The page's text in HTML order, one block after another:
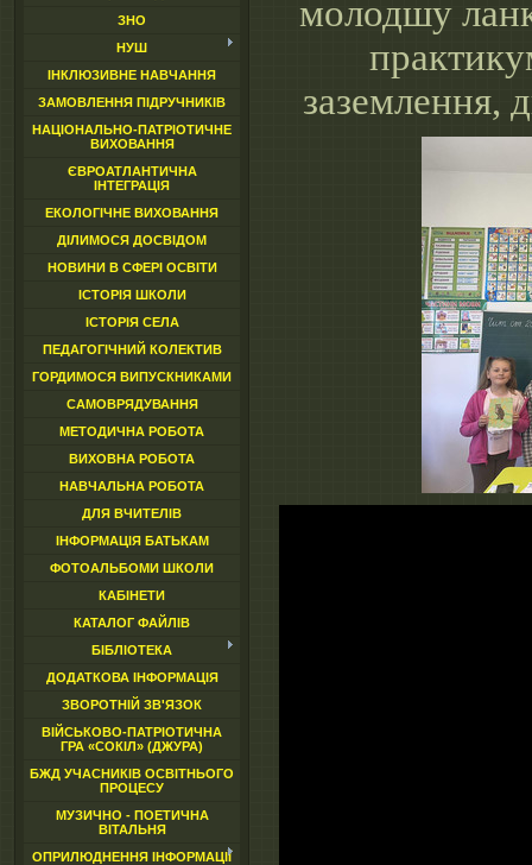
ЗНО
НУШ
ІНКЛЮЗИВНЕ НАВЧАННЯ
ЗАМОВЛЕННЯ ПІДРУЧНИКІВ
НАЦІОНАЛЬНО-ПАТРІОТИЧНЕ
ВИХОВАННЯ
ЄВРОАТЛАНТИЧНА
ІНТЕГРАЦІЯ
ЕКОЛОГІЧНЕ ВИХОВАННЯ
ДІЛИМОСЯ ДОСВІДОМ
НОВИНИ В СФЕРІ ОСВІТИ
ІСТОРІЯ ШКОЛИ
ІСТОРІЯ СЕЛА
ПЕДАГОГІЧНИЙ КОЛЕКТИВ
ГОРДИМОСЯ ВИПУСКНИКАМИ
САМОВРЯДУВАННЯ
МЕТОДИЧНА РОБОТА
ВИХОВНА РОБОТА
НАВЧАЛЬНА РОБОТА
ДЛЯ ВЧИТЕЛІВ
ІНФОРМАЦІЯ БАТЬКАМ
ФОТОАЛЬБОМИ ШКОЛИ
КАБІНЕТИ
КАТАЛОГ ФАЙЛІВ
БІБЛІОТЕКА
ДОДАТКОВА ІНФОРМАЦІЯ
ЗВОРОТНІЙ ЗВ'ЯЗОК
ВІЙСЬКОВО-ПАТРІОТИЧНА
ГРА «СОКІЛ» (ДЖУРА)
БЖД УЧАСНИКІВ ОСВІТНЬОГО
ПРОЦЕСУ
МУЗИЧНО - ПОЕТИЧНА
ВІТАЛЬНЯ
ОПРИЛЮДНЕННЯ ІНФОРМАЦІЇ
молодшу
заземлення,